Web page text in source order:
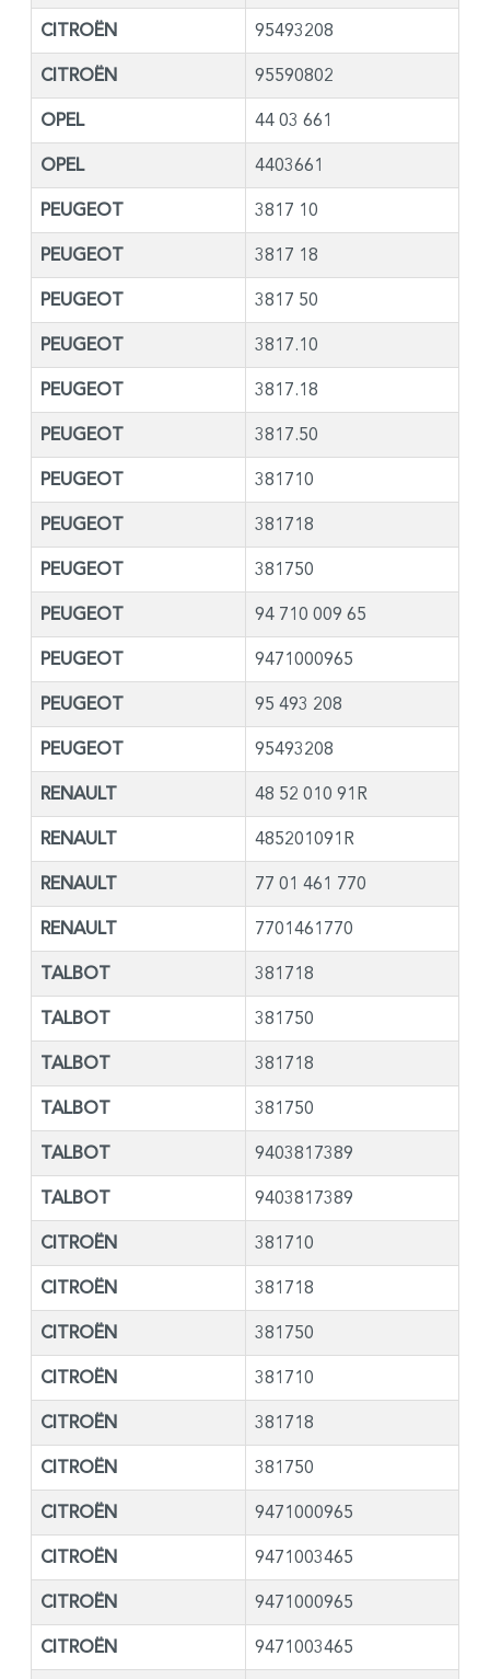
CITROËN 95493208
CITROËN 95590802
OPEL 44 03 661
OPEL 4403661
PEUGEOT 3817 10
PEUGEOT 3817 18
PEUGEOT 3817 50
PEUGEOT 3817.10
PEUGEOT 3817.18
PEUGEOT 3817.50
PEUGEOT 381710
PEUGEOT 381718
PEUGEOT 381750
PEUGEOT 94 710 009 65
PEUGEOT 9471000965
PEUGEOT 95 493 208
PEUGEOT 95493208
RENAULT 48 52 010 91R
RENAULT 485201091R
RENAULT 77 01 461 770
RENAULT 7701461770
TALBOT 381718
TALBOT 381750
TALBOT 381718
TALBOT 381750
TALBOT 9403817389
TALBOT 9403817389
CITROËN 381710
CITROËN 381718
CITROËN 381750
CITROËN 381710
CITROËN 381718
CITROËN 381750
CITROËN 9471000965
CITROËN 9471003465
CITROËN 9471000965
CITROËN 9471003465